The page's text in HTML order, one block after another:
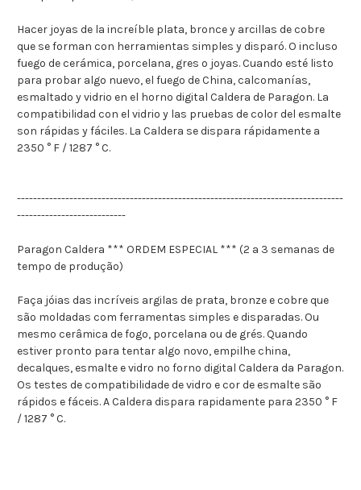
Hacer joyas de la increíble plata, bronce y arcillas de cobre
que se forman con herramientas simples y disparó. O incluso
fuego de cerámica, porcelana, gres o joyas. Cuando esté listo
para probar algo nuevo, el fuego de China, calcomanías,
esmaltado y vidrio en el horno digital Caldera de Paragon. La
compatibilidad con el vidrio y las pruebas de color del esmalte
son rápidas y fáciles. La Caldera se dispara rápidamente a
2350 ° F / 1287 ° C.
---------------------------------------------------------------------------------
---------------------------
Paragon Caldera *** ORDEM ESPECIAL *** (2 a 3 semanas de
tempo de produção)
Faça jóias das incríveis argilas de prata, bronze e cobre que
são moldadas com ferramentas simples e disparadas. Ou
mesmo cerâmica de fogo, porcelana ou de grés. Quando
estiver pronto para tentar algo novo, empilhe china,
decalques, esmalte e vidro no forno digital Caldera da Paragon.
Os testes de compatibilidade de vidro e cor de esmalte são
rápidos e fáceis. A Caldera dispara rapidamente para 2350 ° F
/ 1287 ° C.